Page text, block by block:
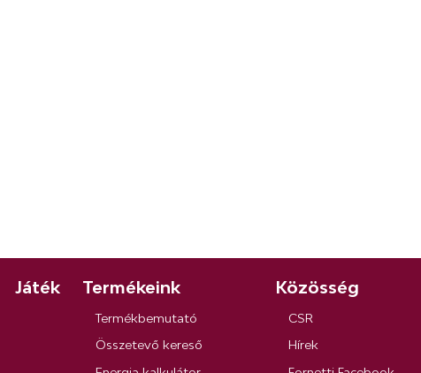
Játék Termékeink
Termékbemutató
Összetevő kereső
Közösség
CSR
Hírek